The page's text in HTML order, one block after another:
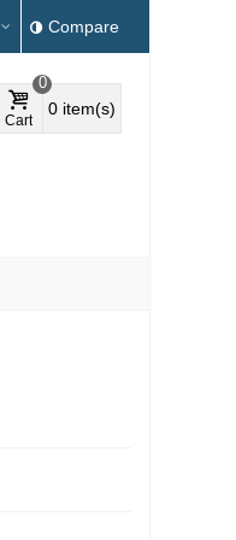
Compare
Cart
0
0 item(s)